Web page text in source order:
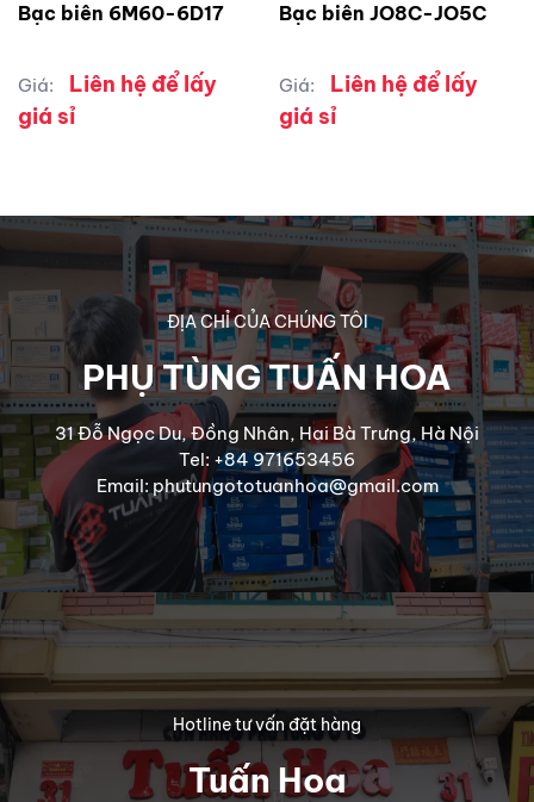
Bạc biên 6M60-6D17
Giá:
Liên hệ để lấy
giá sỉ
Bạc biên JO8C-JO5C
Giá:
Liên hệ để lấy
giá sỉ
ĐỊA CHỈ CỦA CHÚNG TÔI
PHỤ TÙNG TUẤN HOA
31 Đỗ Ngọc Du, Đồng Nhân, Hai Bà Trưng, Hà Nội
Tel: +84 971653456
Email: phutungototuanhoa@gmail.com
Hotline tư vấn đặt hàng
Tuấn Hoa